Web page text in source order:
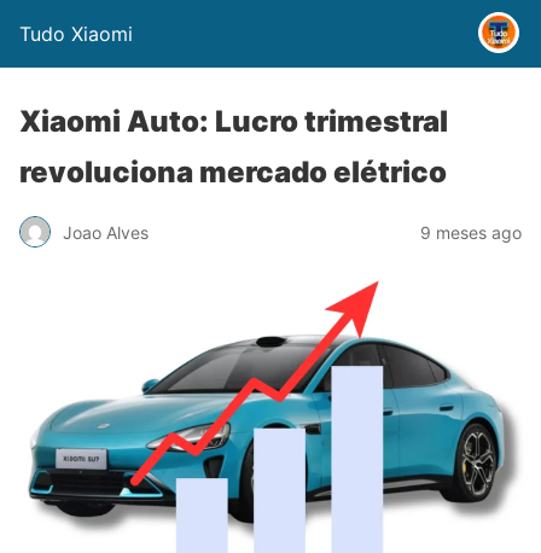
Tudo Xiaomi
Xiaomi Auto: Lucro trimestral
revoluciona mercado elétrico
Joao Alves 9 meses ago